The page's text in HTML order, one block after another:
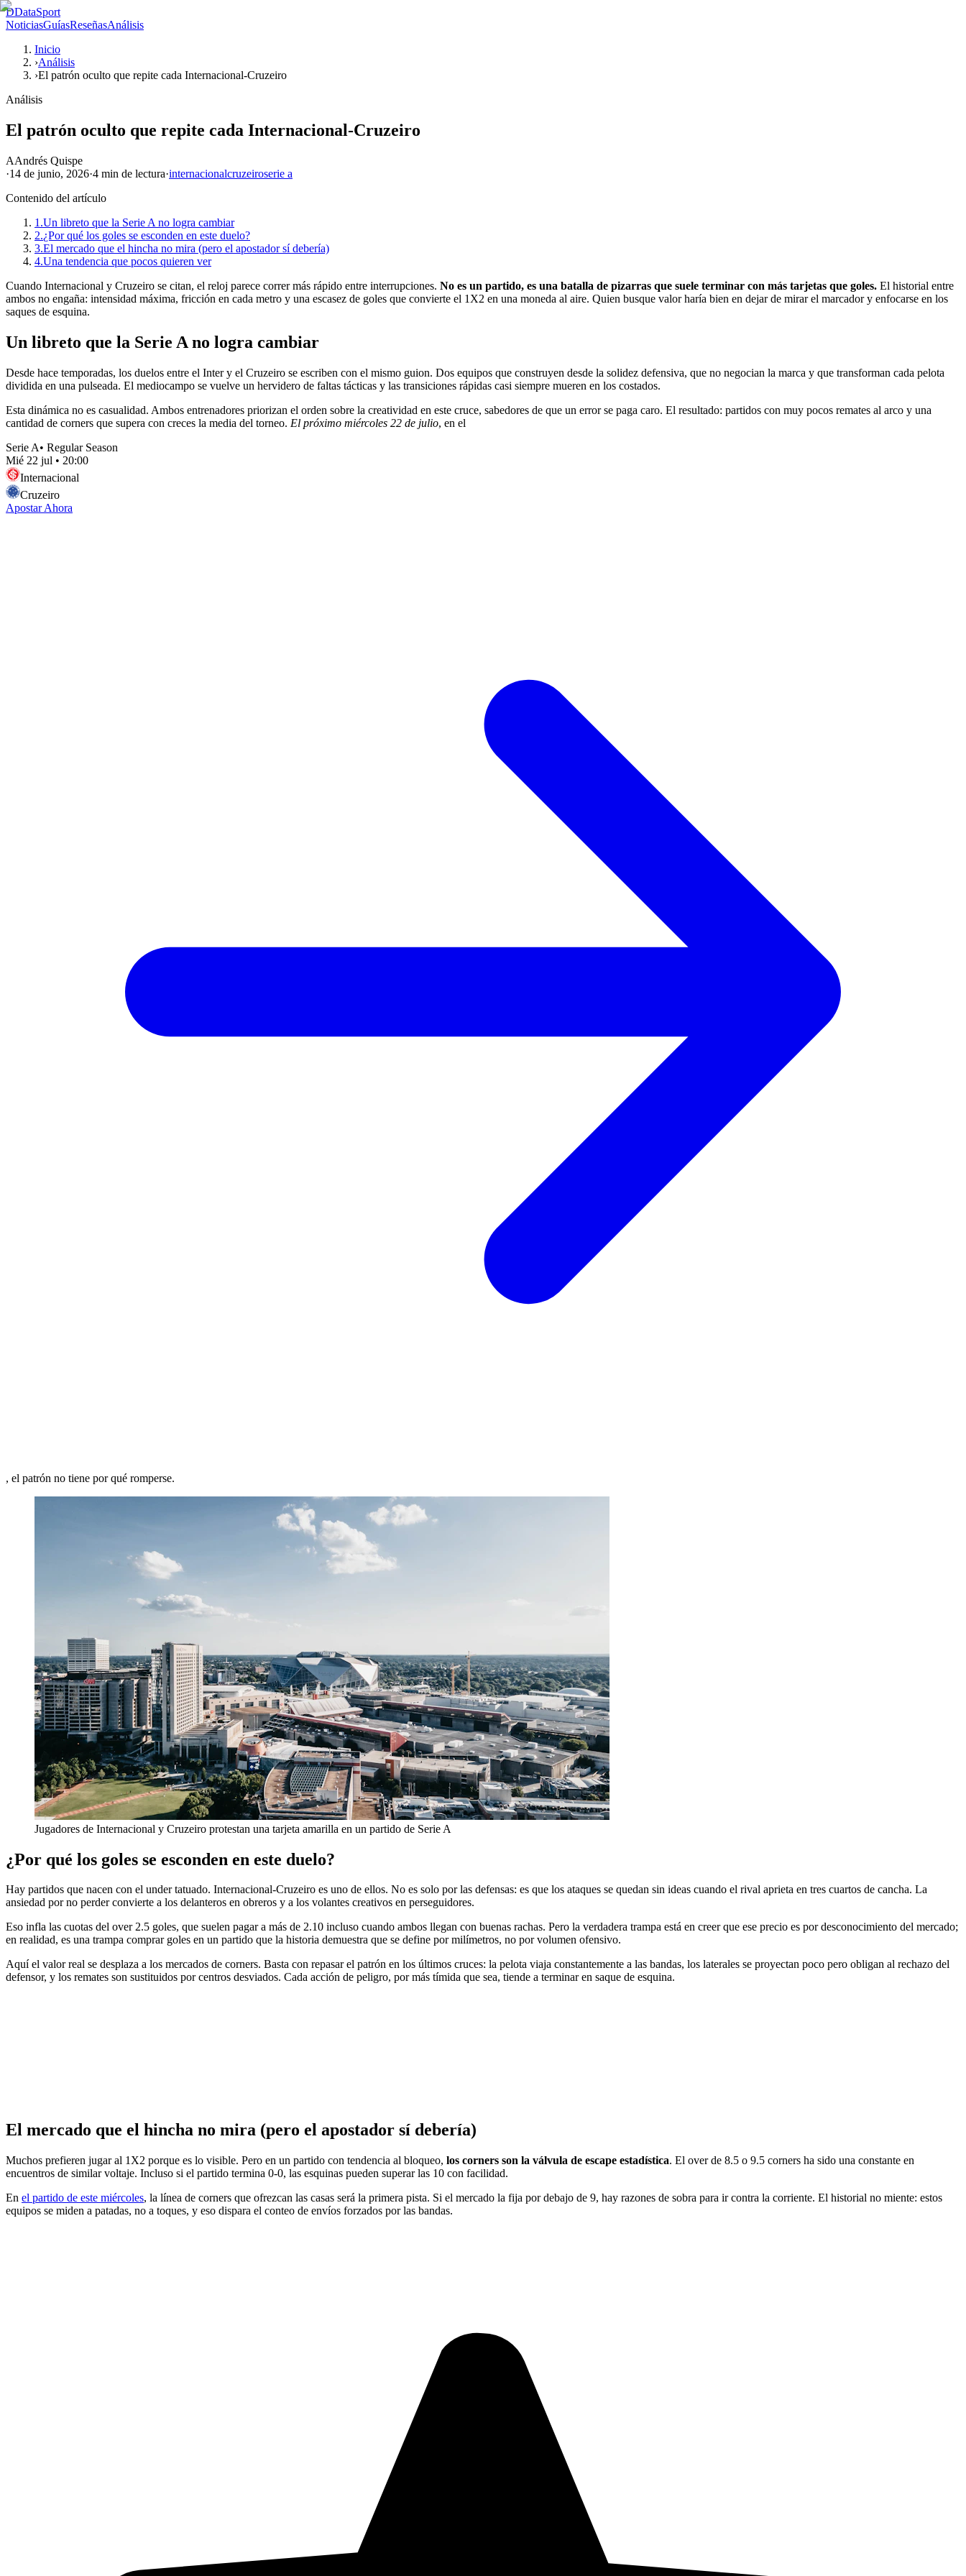
DDataSport
NoticiasGuíasReseñasAnálisis
Inicio
›Análisis
›El patrón oculto que repite cada Internacional-Cruzeiro
Análisis
El patrón oculto que repite cada Internacional-Cruzeiro
AAndrés Quispe
·14 de junio, 2026·4 min de lectura·internacionalcruzeiroserie a
Contenido del artículo
1.Un libreto que la Serie A no logra cambiar
2.¿Por qué los goles se esconden en este duelo?
3.El mercado que el hincha no mira (pero el apostador sí debería)
4.Una tendencia que pocos quieren ver
Cuando Internacional y Cruzeiro se citan, el reloj parece correr más rápido entre interrupciones. No es un partido, es una batalla de pizarras que suele terminar con más tarjetas que goles. El historial entre
ambos no engaña: intensidad máxima, fricción en cada metro y una escasez de goles que convierte el 1X2 en una moneda al aire. Quien busque valor haría bien en dejar de mirar el marcador y enfocarse en los
saques de esquina.
Un libreto que la Serie A no logra cambiar
Desde hace temporadas, los duelos entre el Inter y el Cruzeiro se escriben con el mismo guion. Dos equipos que construyen desde la solidez defensiva, que no negocian la marca y que transforman cada pelota
dividida en una pulseada. El mediocampo se vuelve un hervidero de faltas tácticas y las transiciones rápidas casi siempre mueren en los costados.
Esta dinámica no es casualidad. Ambos entrenadores priorizan el orden sobre la creatividad en este cruce, sabedores de que un error se paga caro. El resultado: partidos con muy pocos remates al arco y una
cantidad de corners que supera con creces la media del torneo. El próximo miércoles 22 de julio, en el
Serie A• Regular Season
Mié 22 jul • 20:00
Internacional
Cruzeiro
Apostar Ahora
, el patrón no tiene por qué romperse.
Jugadores de Internacional y Cruzeiro protestan una tarjeta amarilla en un partido de Serie A
¿Por qué los goles se esconden en este duelo?
Hay partidos que nacen con el under tatuado. Internacional-Cruzeiro es uno de ellos. No es solo por las defensas: es que los ataques se quedan sin ideas cuando el rival aprieta en tres cuartos de cancha. La
ansiedad por no perder convierte a los delanteros en obreros y a los volantes creativos en perseguidores.
Eso infla las cuotas del over 2.5 goles, que suelen pagar a más de 2.10 incluso cuando ambos llegan con buenas rachas. Pero la verdadera trampa está en creer que ese precio es por desconocimiento del mercado;
en realidad, es una trampa comprar goles en un partido que la historia demuestra que se define por milímetros, no por volumen ofensivo.
Aquí el valor real se desplaza a los mercados de corners. Basta con repasar el patrón en los últimos cruces: la pelota viaja constantemente a las bandas, los laterales se proyectan poco pero obligan al rechazo del
defensor, y los remates son sustituidos por centros desviados. Cada acción de peligro, por más tímida que sea, tiende a terminar en saque de esquina.
El mercado que el hincha no mira (pero el apostador sí debería)
Muchos prefieren jugar al 1X2 porque es lo visible. Pero en un partido con tendencia al bloqueo, los corners son la válvula de escape estadística. El over de 8.5 o 9.5 corners ha sido una constante en
encuentros de similar voltaje. Incluso si el partido termina 0-0, las esquinas pueden superar las 10 con facilidad.
En el partido de este miércoles, la línea de corners que ofrezcan las casas será la primera pista. Si el mercado la fija por debajo de 9, hay razones de sobra para ir contra la corriente. El historial no miente: estos
equipos se miden a patadas, no a toques, y eso dispara el conteo de envíos forzados por las bandas.